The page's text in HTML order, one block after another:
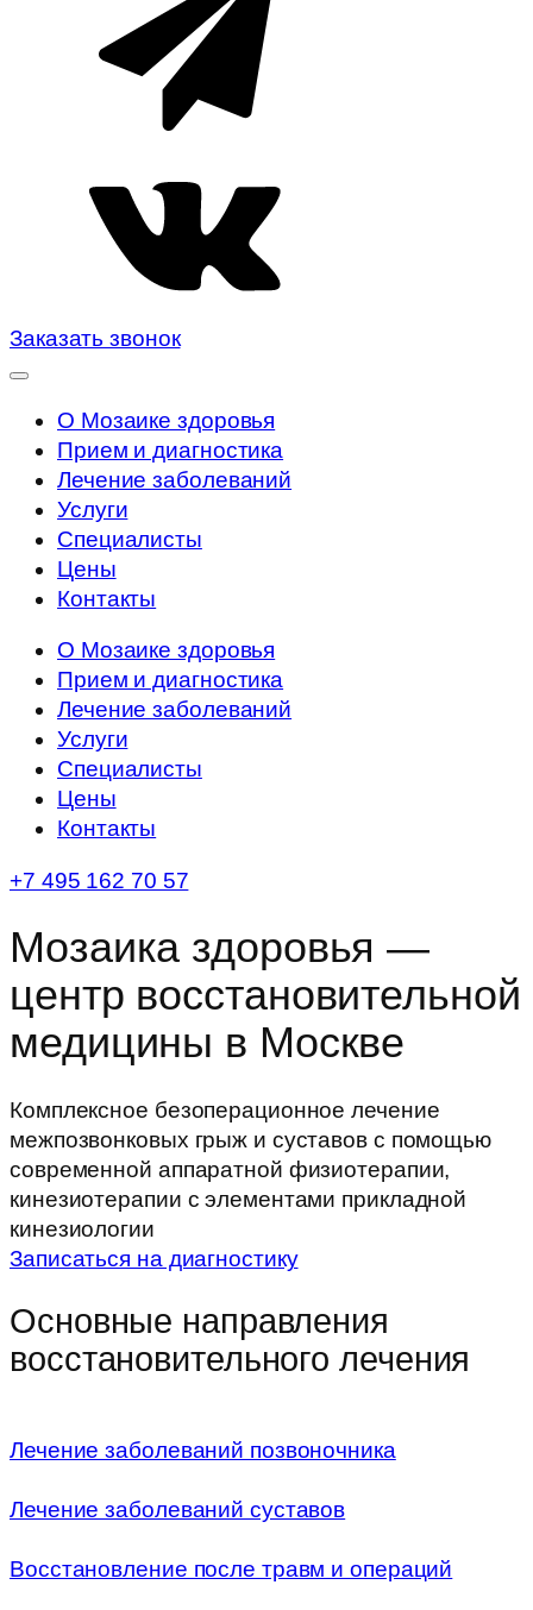
Заказать звонок
О Мозаике здоровья
Прием и диагностика
Лечение заболеваний
Услуги
Специалисты
Цены
Контакты
О Мозаике здоровья
Прием и диагностика
Лечение заболеваний
Услуги
Специалисты
Цены
Контакты
+7 495 162 70 57
Мозаика здоровья —
центр восстановительной
медицины в Москве
Комплексное безоперационное лечение
межпозвонковых грыж и суставов с помощью
современной аппаратной физиотерапии,
кинезиотерапии с элементами прикладной
кинезиологии
Записаться на диагностику
Основные направления
восстановительного лечения
Лечение заболеваний позвоночника
Лечение заболеваний суставов
Восстановление после травм и операций